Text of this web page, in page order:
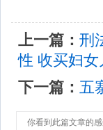
上一篇： 刑
性 收买妇
下一篇： 五
你看到此篇文章的感